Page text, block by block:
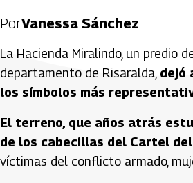
PorVanessa Sánchez
La Hacienda Miralindo, un predio
departamento de Risaralda, dejó
los símbolos más
El terreno, que años atrás
de los cabecillas del Cartel
víctimas del conflicto armado,